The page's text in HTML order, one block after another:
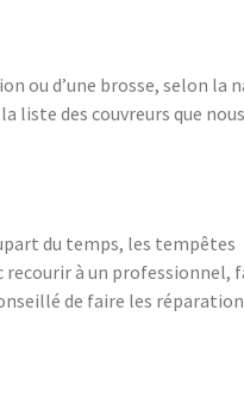
ou d’une brosse, selon la
liste des couvreurs que
du temps, les tempêtes
recourir à un professionnel,
de faire les